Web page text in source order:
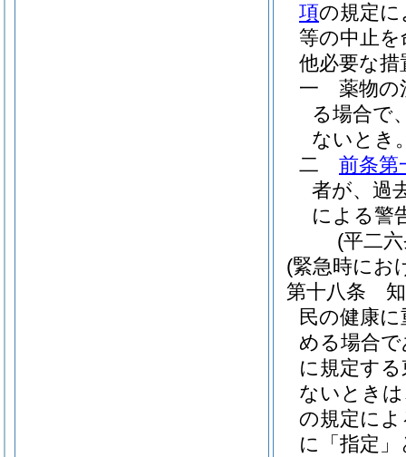
項の規定
等の中止
他必要な
一
薬物の
る場合で
ないとき
二
前条第
者が、過
による警
(平二
(緊急時にお
第十八条
民の健康
める場合
に規定す
ないとき
の規定に
に「指定